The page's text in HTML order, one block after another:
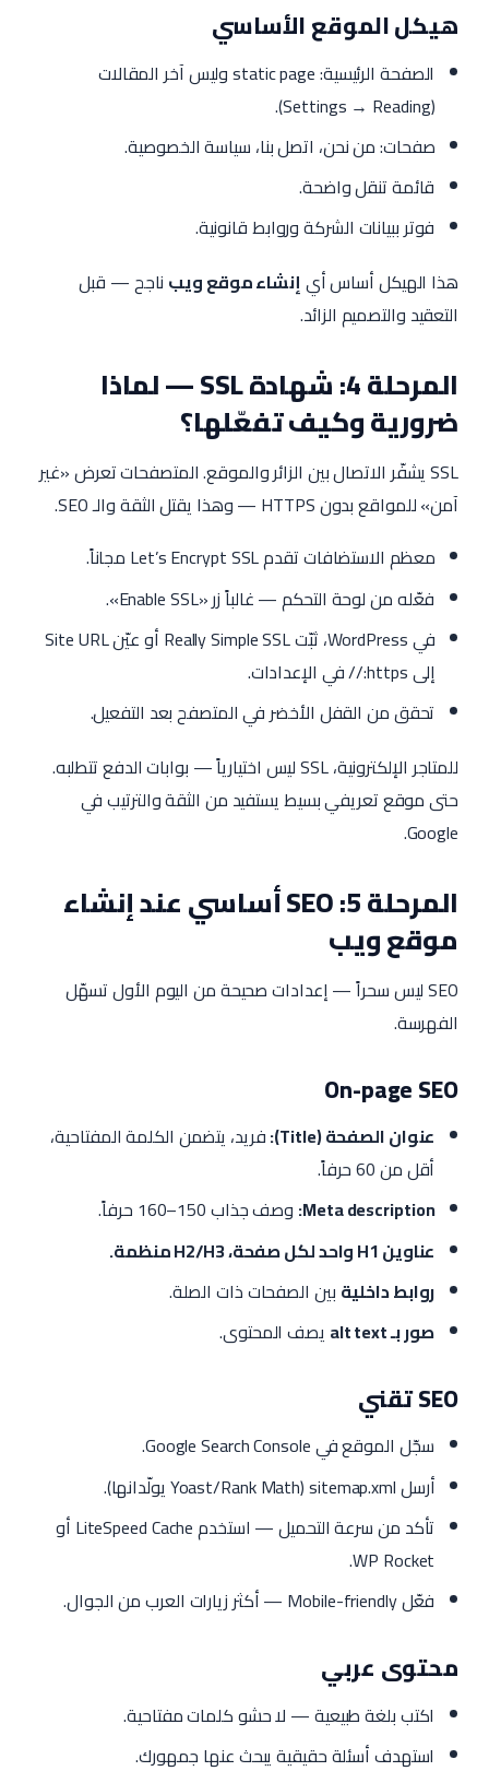
هيكل الموقع الأساسي
الصفحة الرئيسية: static page وليس آخر المقالات
(Settings → Reading).
صفحات: من نحن، اتصل بنا، سياسة الخصوصية.
قائمة تنقل واضحة.
فوتر ببيانات الشركة وروابط قانونية.
هذا الهيكل أساس أيإنشاء موقع ويب ناجح — قبل
التعقيد والتصميم الزائد.
المرحلة 4: شهادة SSL — لماذا
ضرورية وكيف تفعّلها؟
SSL يشفّر الاتصال بين الزائر والموقع. المتصفحات تعرض «غير
آمن» للمواقع بدون HTTPS — وهذا يقتل الثقة والـ SEO.
معظم الاستضافات تقدم Let’s Encrypt SSL مجاناً.
فعّله من لوحة التحكم — غالباً زر «Enable SSL».
في WordPress، ثبّت Really Simple SSL أو عيّن Site URL
إلى https:// في الإعدادات.
تحقق من القفل الأخضر في المتصفح بعد التفعيل.
للمتاجر الإلكترونية، SSL ليس اختيارياً — بوابات الدفع تتطلبه.
حتى موقع تعريفي بسيط يستفيد من الثقة والترتيب في
Google.
المرحلة 5: SEO أساسي عند إنشاء
موقع ويب
SEO ليس سحراً — إعدادات صحيحة من اليوم الأول تسهّل
الفهرسة.
On-page SEO
عنوان الصفحة (Title):
فريد، يتضمن الكلمة المفتاحية،
أقل من 60 حرفاً.
Meta description: وصف جذاب 150–160 حرفاً.
عناوين H1 واحد لكل صفحة، H2/H3 منظمة.
روابط داخلية بين الصفحات ذات الصلة.
صور بـ alt text
يصف المحتوى.
SEO تقني
سجّل الموقع في Google Search Console.
أرسل sitemap.xml (Yoast/Rank Math يولّدانها).
تأكد من سرعة التحميل — استخدم LiteSpeed Cache أو
WP Rocket.
فعّل Mobile-friendly — أكثر زيارات العرب من الجوال.
محتوى عربي
اكتب بلغة طبيعية — لا حشو كلمات مفتاحية.
استهدف أسئلة حقيقية يبحث عنها جمهورك.